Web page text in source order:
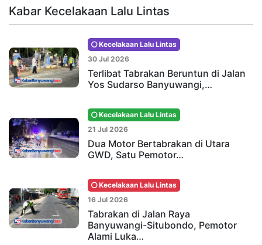
Kabar Kecelakaan Lalu Lintas
Kecelakaan Lalu Lintas
30 Jul 2026
Terlibat Tabrakan Beruntun di Jalan
Yos Sudarso Banyuwangi,…
Kecelakaan Lalu Lintas
21 Jul 2026
Dua Motor Bertabrakan di Utara
GWD, Satu Pemotor…
Kecelakaan Lalu Lintas
16 Jul 2026
Tabrakan di Jalan Raya
Banyuwangi-Situbondo, Pemotor
Alami Luka…